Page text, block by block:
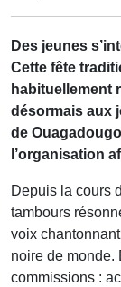
Des jeunes
Cette fête
habituellement
désormais aux
de
l’organisation
Depuis la cours
tambours
voix
noire de monde.
commissions :